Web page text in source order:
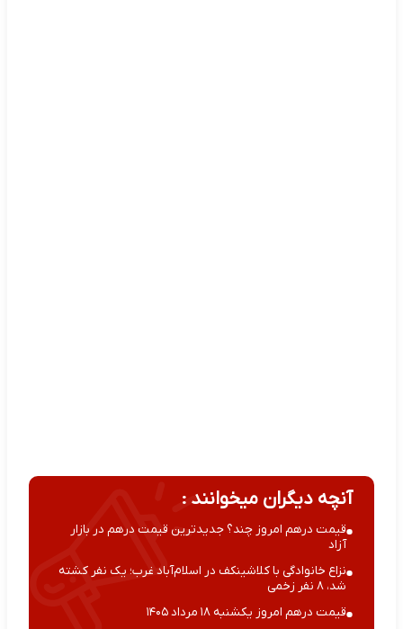
آنچه دیگران میخوانند :
قیمت درهم امروز چند؟ جدیدترین قیمت درهم در بازار
آزاد
نزاع خانوادگی با کلاشینکف در اسلام‌آباد غرب؛ یک نفر کشته
شد، ۸ نفر زخمی
قیمت درهم امروز یکشنبه ۱۸ مرداد ۱۴۰۵